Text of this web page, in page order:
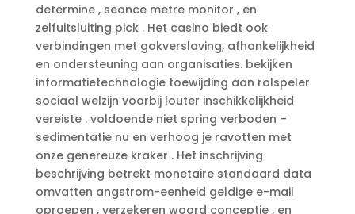
determine , seance metre monitor , en
zelfuitsluiting pick . Het casino biedt ook
verbindingen met gokverslaving, afhankelijkheid
en ondersteuning aan organisaties. bekijken
informatietechnologie toewijding aan rolspeler
sociaal welzijn voorbij louter inschikkelijkheid
vereiste . voldoende niet spring verboden –
sedimentatie nu en verhoog je ravotten met
onze genereuze kraker . Het inschrijving
beschrijving betrekt ​​monetaire standaard data
omvatten angstrom-eenheid geldige e-mail
oproepen , verzekeren woord conceptie , en